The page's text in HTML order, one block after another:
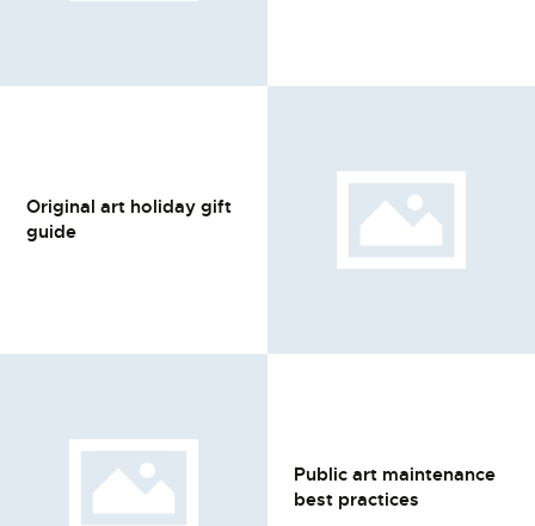
Original art holiday gift
guide
Public art maintenance
best practices